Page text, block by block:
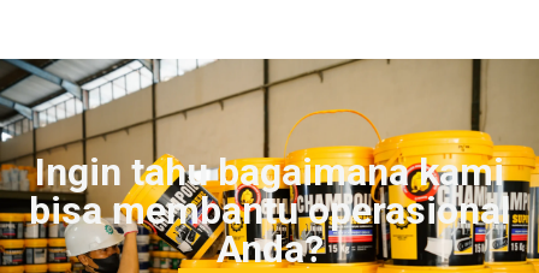
Ingin tahu bagaimana kami
bisa membantu operasional
Anda?